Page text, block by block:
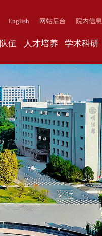
English 网站后台 院内信息
伍 人才培养 学术科研